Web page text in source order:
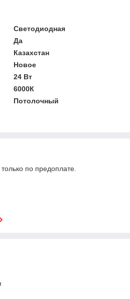
Светодиодная
Да
Казахстан
Новое
24 Вт
6000К
Потолочный
по предоплате.